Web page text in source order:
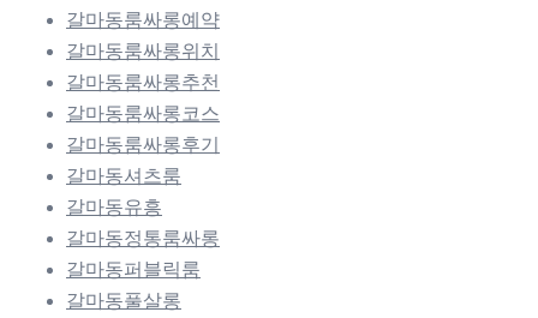
갈마동룸싸롱예약
갈마동룸싸롱위치
갈마동룸싸롱추천
갈마동룸싸롱코스
갈마동룸싸롱후기
갈마동셔츠룸
갈마동유흥
갈마동정통룸싸롱
갈마동퍼블릭룸
갈마동풀살롱